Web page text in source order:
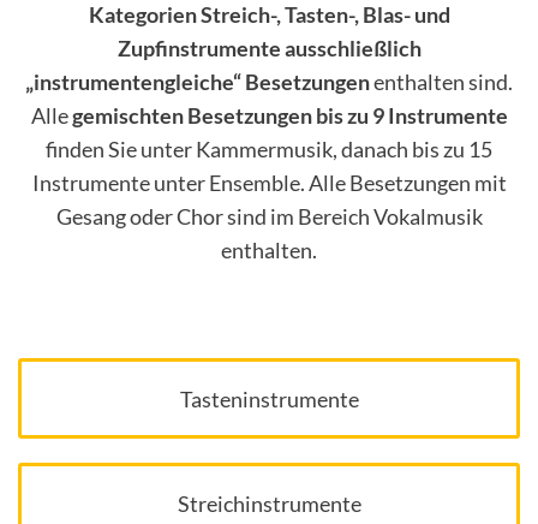
Kategorien Streich-, Tasten-, Blas- und
Zupfinstrumente ausschließlich
„instrumentengleiche“ Besetzungenenthalten sind.
Allegemischten Besetzungen bis zu 9 Instrumente
finden Sie unter Kammermusik, danach bis zu 15
Instrumente unter Ensemble. Alle Besetzungen mit
Gesang oder Chor sind im Bereich Vokalmusik
enthalten.
Tasteninstrumente
Streichinstrumente